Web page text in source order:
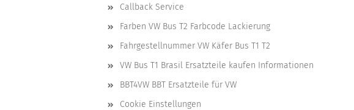
Callback Service
Farben VW Bus T2 Farbcode Lackierung
Fahrgestellnummer VW Käfer Bus T1 T2
VW Bus T1 Brasil Ersatzteile kaufen Informationen
BBT4VW BBT Ersatzteile für VW
Cookie Einstellungen